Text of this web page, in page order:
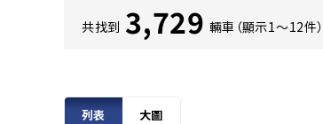
共找到 3,729 輛車（顯示1〜12件）
列表 大圖